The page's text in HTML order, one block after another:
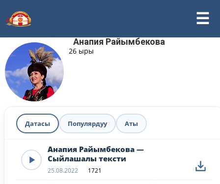
Анапия Райымбекова
26 ыры
Датасы Популярдуу Аты
Анапия Райымбекова —
Сыйлашалы тексти
25.08.2022 1721